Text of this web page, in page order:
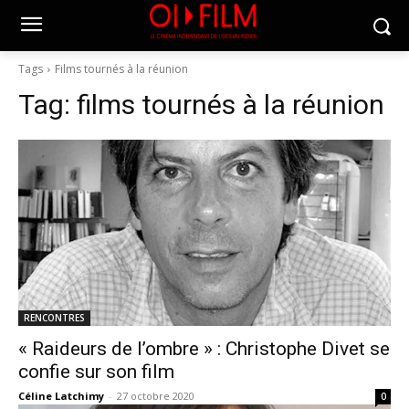
Tags Films tournés à la réunion
Tag: films tournés à la réunion
RENCONTRES
« Raideurs de l’ombre » : Christophe Divet se
confie sur son film
Céline Latchimy - 27 octobre 2020 0